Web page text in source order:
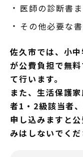
医師の診断書
その他必要な
佐久市では、小
が公費負担で無
て行います。
また、生活保護
者1・2級該当者
申し込みますと
みはしないでくだ